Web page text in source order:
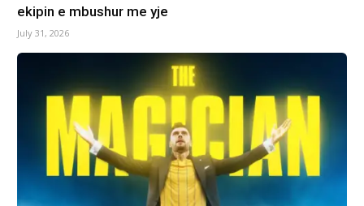
ekipin e mbushur me yje
July 31, 2026